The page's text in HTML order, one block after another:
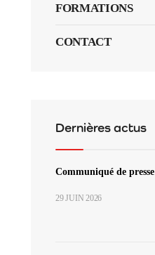
FORMATIONS
CONTACT
Dernières actus
Communiqué de presse
29 JUIN 2026